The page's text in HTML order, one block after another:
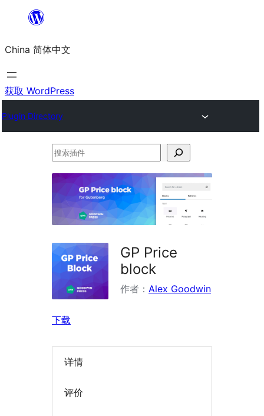
内
容
China 简体中文
获取 WordPress
Plugin Directory
搜
件
GP Price
block
作者： Alex Goodwin
下载
详情
评价